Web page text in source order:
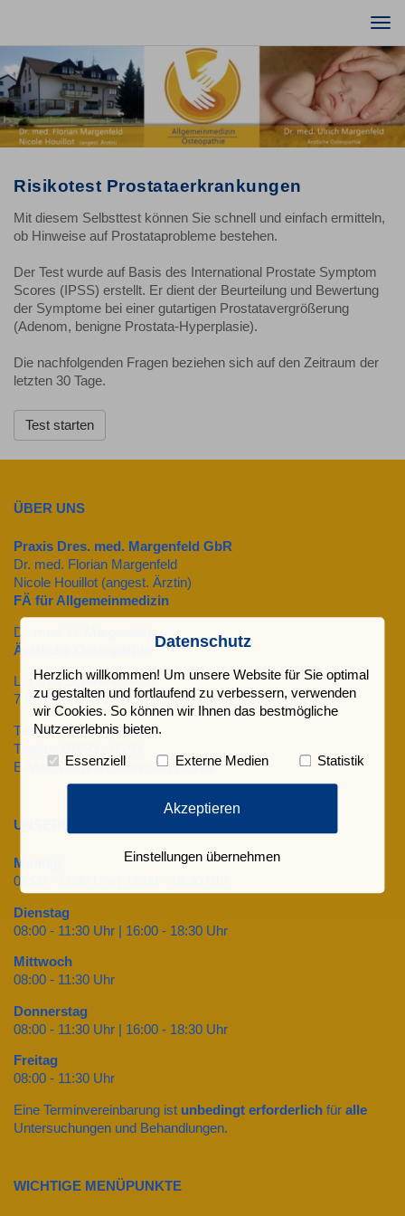
Risikotest Prostataerkrankungen
Mit diesem Selbsttest können Sie schnell und einfach ermitteln,
ob Hinweise auf Prostataprobleme bestehen.
Der Test wurde auf Basis des International Prostate Symptom
Scores (IPSS) erstellt. Er dient der Beurteilung und Bewertung
der Symptome bei einer gutartigen Prostatavergrößerung
(Adenom, benigne Prostata-Hyperplasie).
Die nachfolgenden Fragen beziehen sich auf den Zeitraum der
letzten 30 Tage.
Test starten
ÜBER UNS
Praxis Dres. med. Margenfeld GbR
Dr. med. Florian Margenfeld
Nicole Houillot (angest. Ärztin)
FÄ für Allgemeinmedizin
Dr. med. U. Margenfeld
Ärztliche Osteopathie
Lazarus Schwendi Str. 2
79238 Ehrenkirchen
Telefon: 07633 - 85 95
Telefax: 07633 - 85 94
E-Mail: info@arzt-ehrenkirchen.de
UNSERE SPRECHZEITEN
Montag
08:00 - 11:30 Uhr | 16:00 - 18:30 Uhr
Dienstag
08:00 - 11:30 Uhr | 16:00 - 18:30 Uhr
Mittwoch
08:00 - 11:30 Uhr
Donnerstag
08:00 - 11:30 Uhr | 16:00 - 18:30 Uhr
Freitag
08:00 - 11:30 Uhr
Eine Terminvereinbarung ist unbedingt erforderlich für alle
Untersuchungen und Behandlungen.
WICHTIGE MENÜPUNKTE
Datenschutz
Herzlich willkommen! Um unsere Website für Sie optimal
zu gestalten und fortlaufend zu verbessern, verwenden
wir Cookies. So können wir Ihnen das bestmögliche
Nutzererlebnis bieten.
Essenziell Externe Medien Statistik
Akzeptieren
Einstellungen übernehmen